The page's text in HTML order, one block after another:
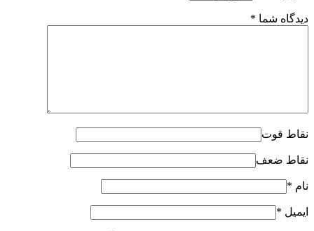
دیدگاه شما *
نقاط قوت
نقاط ضعف
نام *
ایمیل *